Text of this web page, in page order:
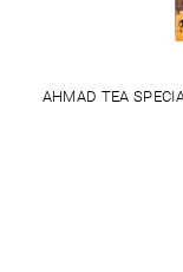
AHMAD TEA